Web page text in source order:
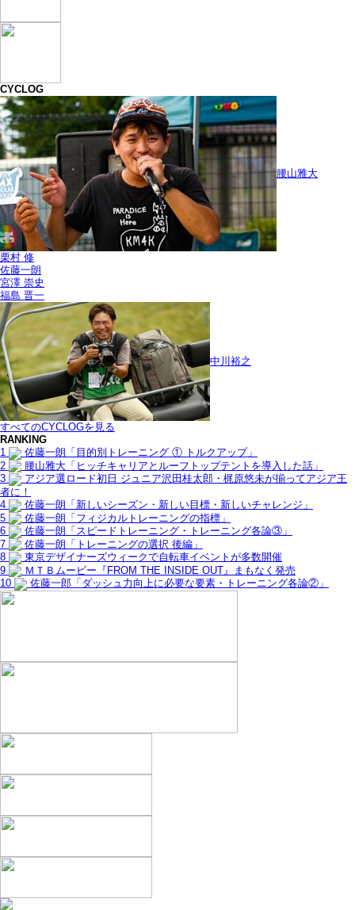
CYCLOG
腰山雅大
栗村 修
佐藤一朗
宮澤 崇史
福島 晋一
中川裕之
すべてのCYCLOGを見る
RANKING
1
佐藤一朗「目的別トレーニング ① トルクアップ」
2
腰山雅大「ヒッチキャリアとルーフトップテントを導入した話」
3
アジア選ロード初日 ジュニア沢田桂太郎・梶原悠未が揃ってアジア王
者に！
4
佐藤一朗「新しいシーズン・新しい目標・新しいチャレンジ」
5
佐藤一朗「フィジカルトレーニングの指標」
6
佐藤一朗「スピードトレーニング・トレーニング各論③」
7
佐藤一朗「トレーニングの選択 後編」
8
東京デザイナーズウィークで自転車イベントが多数開催
9
ＭＴＢムービー『FROM THE INSIDE OUT』まもなく発売
10
佐藤一郎「ダッシュ力向上に必要な要素・トレーニング各論②」